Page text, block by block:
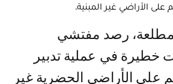
على الأراضي غير المبنية.
خطيرة في عملية تدبير
على الأراضي الحضرية غير